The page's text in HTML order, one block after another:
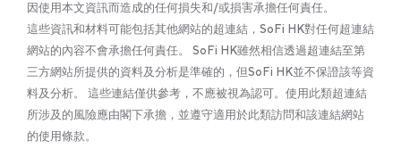
因使用本文資訊而造成的任何損失和/或損害承擔任何責任。
這些資訊和材料可能包括其他網站的超連結，SoFi HK對任何超連結
網站的內容不會承擔任何責任。 SoFi HK雖然相信透過超連結至第
三方網站所提供的資料及分析是準確的，但SoFi HK並不保證該等資
料及分析。 這些連結僅供參考，不應被視為認可。使用此類超連結
所涉及的風險應由閣下承擔，並遵守適用於此類訪問和該連結網站
的使用條款。